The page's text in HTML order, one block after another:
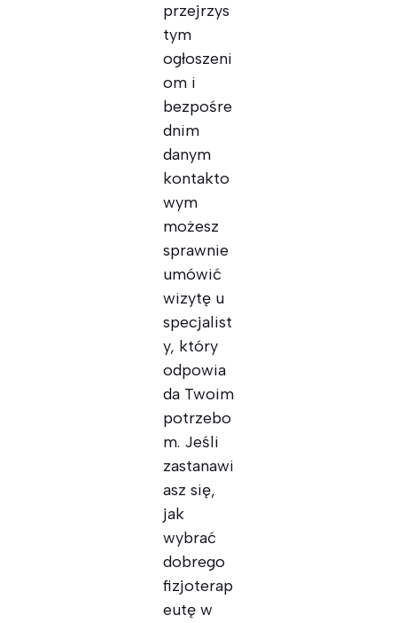
przejrzys
tym
ogłoszeni
om i
bezpośre
dnim
danym
kontakto
wym
możesz
sprawnie
umówić
wizytę u
specjalist
y, który
odpowia
da Twoim
potrzebo
m. Jeśli
zastanawi
asz się,
jak
wybrać
dobrego
fizjoterap
eutę w